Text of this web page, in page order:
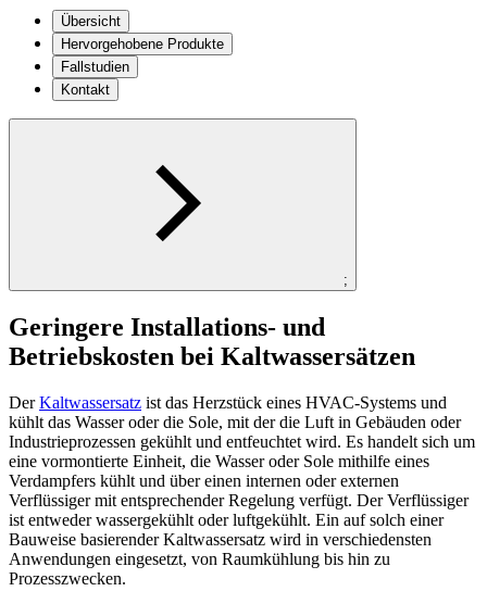
Übersicht
Hervorgehobene Produkte
Fallstudien
Kontakt
;
Geringere Installations- und
Betriebskosten bei Kaltwassersätzen
DerKaltwassersatz ist das Herzstück eines HVAC-Systems und
kühlt das Wasser oder die Sole, mit der die Luft in Gebäuden oder
Industrieprozessen gekühlt und entfeuchtet wird. Es handelt sich um
eine vormontierte Einheit, die Wasser oder Sole mithilfe eines
Verdampfers kühlt und über einen internen oder externen
Verflüssiger mit entsprechender Regelung verfügt. Der Verflüssiger
ist entweder wassergekühlt oder luftgekühlt. Ein auf solch einer
Bauweise basierender Kaltwassersatz wird in verschiedensten
Anwendungen eingesetzt, von Raumkühlung bis hin zu
Prozesszwecken.